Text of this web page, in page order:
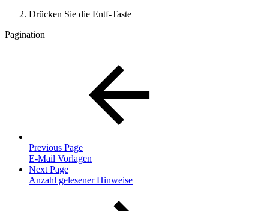
Drücken Sie die Entf-Taste
Pagination
Previous Page
E-Mail Vorlagen
Next Page
Anzahl gelesener Hinweise